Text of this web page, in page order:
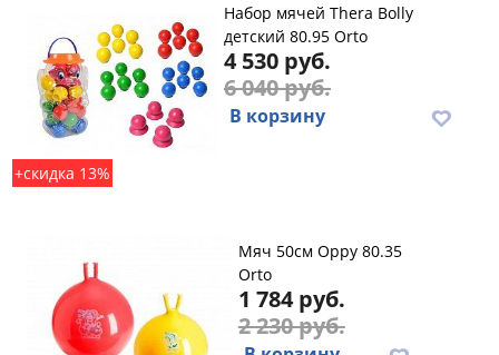
+скидка 13%
Набор мячей Thera Bolly
детский 80.95 Orto
4 530 руб.
6 040 руб.
В корзину
Мяч 50см Oppy 80.35
Orto
1 784 руб.
2 230 руб.